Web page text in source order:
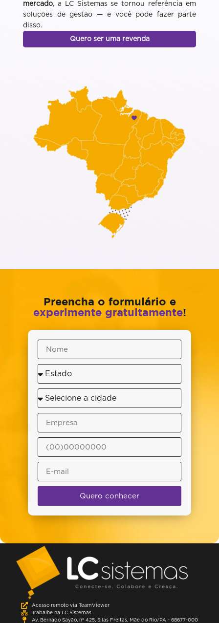
mercado, a LC Sistemas se tornou referência em
soluções de gestão — e você pode fazer parte
disso.
Quero ser uma revenda
Preencha o formulário e
experimente gratuitamente!
Quero conhecer
Acesso remoto via TeamViewer
Trabalhe na LC Sistemas
Av. Bernado Sayão, nº 425, Silas Freitas, Mãe do Rio/PA - 68677-000